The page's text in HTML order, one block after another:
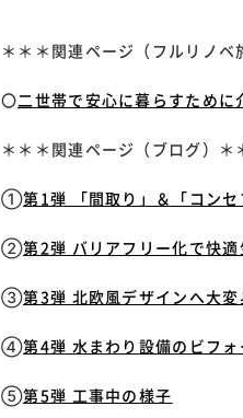
＊＊＊関連ページ（フルリノベ
〇 二世帯で安心に暮らすために
＊＊＊関連ページ（ブログ）＊
①第1弾 「間取り」＆「コンセ
②第2弾 バリアフリー化で快適
③第3弾 北欧風デザインへ大変
④第4弾 水まわり設備のビフォ
⑤第5弾 工事中の様子